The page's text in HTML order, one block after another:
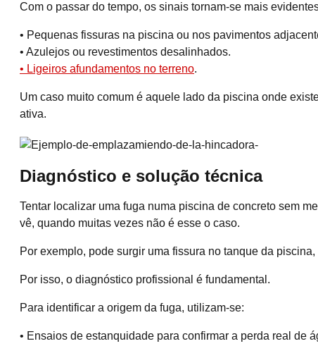
Com o passar do tempo, os sinais tornam-se mais
• Pequenas fissuras na piscina ou nos pavimentos
• Azulejos ou revestimentos desalinhados.
• Ligeiros afundamentos no terreno.
Um caso muito comum é aquele lado da piscina onde
ativa.
Diagnóstico e solução técnica
Tentar localizar uma fuga numa piscina de concreto sem
vê, quando muitas vezes não é esse o caso.
Por exemplo, pode surgir uma fissura no tanque da
Por isso, o diagnóstico profissional é fundamental.
Para identificar a origem da fuga, utilizam-se:
• Ensaios de estanquidade para confirmar a perda real de